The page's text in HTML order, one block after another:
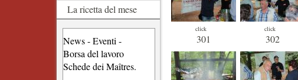
La ricetta del mese
News - Eventi -
Borsa del lavoro
Schede dei Maîtres.
click
301
click
302